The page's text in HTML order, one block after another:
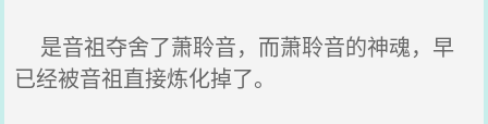
是音祖夺舍了萧聆音，而萧聆音的神魂，早
已经被音祖直接炼化掉了。